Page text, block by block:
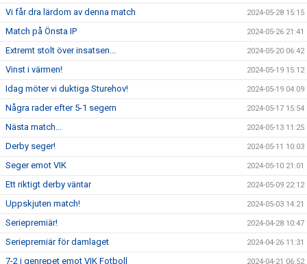
Vi får dra lärdom av denna match 2024-05-28 15:15
Match på Önsta IP 2024-05-26 21:41
Extremt stolt över insatsen... 2024-05-20 06:42
Vinst i värmen! 2024-05-19 15:12
Idag möter vi duktiga Sturehov! 2024-05-19 04:09
Några rader efter 5-1 segern 2024-05-17 15:54
Nästa match... 2024-05-13 11:25
Derby seger! 2024-05-11 10:03
Seger emot VIK 2024-05-10 21:01
Ett riktigt derby väntar 2024-05-09 22:12
Uppskjuten match! 2024-05-03 14:21
Seriepremiär! 2024-04-28 10:47
Seriepremiär för damlaget 2024-04-26 11:31
7-2 i genrepet emot VIK Fotboll 2024-04-21 06:52